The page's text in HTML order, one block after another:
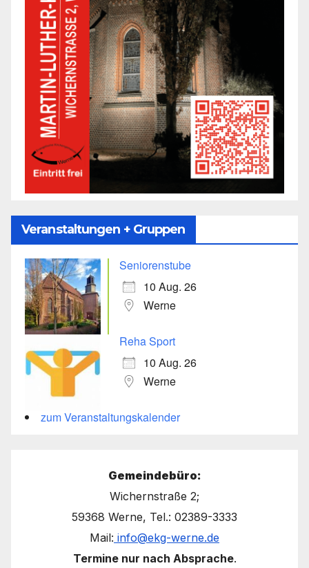
Veranstaltungen + Gruppen
Seniorenstube
10 Aug. 26
Werne
Reha Sport
10 Aug. 26
Werne
zum Veranstaltungskalender
Gemeindebüro:
Wichernstraße 2;
59368 Werne, Tel.: 02389-3333
Mail: info@ekg-werne.de
Termine nur nach Absprache.